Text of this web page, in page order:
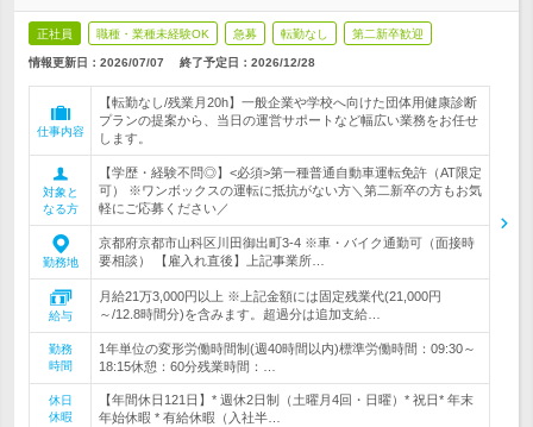
正社員 職種・業種未経験OK 急募 転勤なし 第二新卒歓迎
情報更新日：2026/07/07 終了予定日： 2026/12/28
仕事内容
【転勤なし/残業月20h】一般企業や学校へ向けた団体用健康診断
プランの提案から、当日の運営サポートなど幅広い業務をお任せ
します。
対象と
なる方
【学歴・経験不問◎】<必須>第一種普通自動車運転免許（AT限定
可） ※ワンボックスの運転に抵抗がない方＼第二新卒の方もお気
軽にご応募ください／
勤務地
京都府京都市山科区川田御出町3-4 ※車・バイク通勤可（面接時
要相談） 【雇入れ直後】上記事業所…
給与
月給21万3,000円以上 ※上記金額には固定残業代(21,000円
～/12.8時間分)を含みます。超過分は追加支給…
勤務
時間
1年単位の変形労働時間制(週40時間以内)標準労働時間：09:30～
18:15休憩：60分残業時間：…
休日
休暇
【年間休日121日】* 週休2日制（土曜月4回・日曜）* 祝日* 年末
年始休暇 * 有給休暇（入社半…